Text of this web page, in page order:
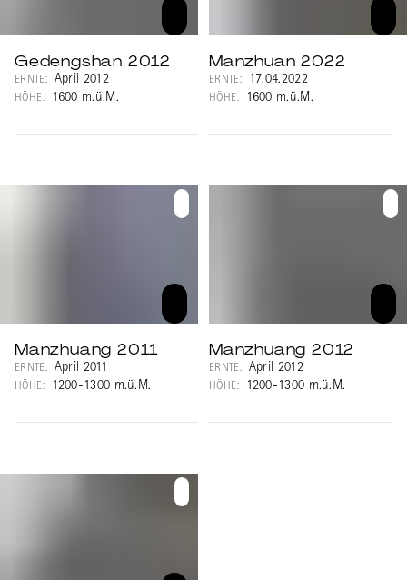
Gedengshan 2012
ERNTE: April 2012
HÖHE: 1600 m.ü.M.
Manzhuan 2022
ERNTE: 17.04.2022
HÖHE: 1600 m.ü.M.
Manzhuang 2011
ERNTE: April 2011
HÖHE: 1200-1300 m.ü.M.
Manzhuang 2012
ERNTE: April 2012
HÖHE: 1200-1300 m.ü.M.